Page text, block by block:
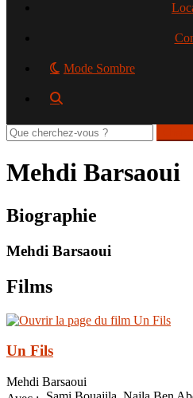
Mode Sombre
Rechercher
sur
site
Mehdi Barsaoui
Biographie
Mehdi Barsaoui
Films
Un Fils
Mehdi Barsaoui